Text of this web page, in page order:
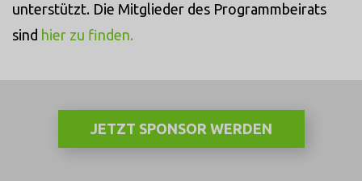
unterstützt. Die Mitglieder des Programmbeirats
sind hier zu finden.
JETZT SPONSOR WERDEN